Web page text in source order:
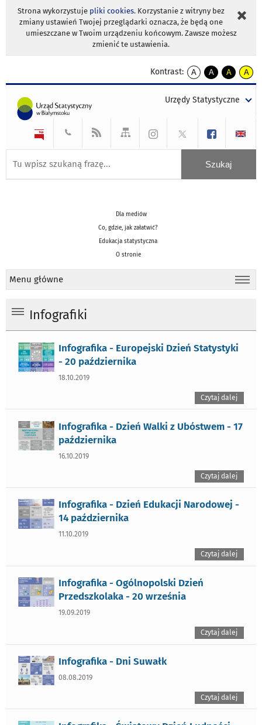
Strona wykorzystuje pliki cookies. Korzystanie z witryny bez
zmiany ustawień Twojej przeglądarki oznacza, że będą one
umieszczane w Twoim urządzeniu końcowym. Zawsze możesz
zmienić te ustawienia.
Kontrast:
A
kontrast
A
kontrast
tekst
czarnym
A
kontrast
tekst
czarnym
A
tekst
żółtym
Urzędy Statystyczne
Dla mediów
Co, gdzie, jak załatwić?
Edukacja statystyczna
O stronie
Menu główne
Infografiki
Infografika - Europejski Dzień Statystyki
- 20 października
18.10.2019
Czytaj dalej
Infografika - Dzień Walki z Ubóstwem - 17
października
16.10.2019
Czytaj dalej
Infografika - Dzień Edukacji Narodowej -
14 października
11.10.2019
Czytaj dalej
Infografika - Ogólnopolski Dzień
Przedszkolaka - 20 września
19.09.2019
Czytaj dalej
Infografika - Dni Suwałk
08.08.2019
Czytaj dalej